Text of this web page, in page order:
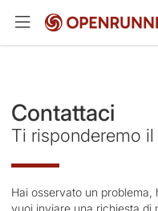
Contattaci
Ti risponderemo
Hai osservato un
vuoi inviare una richiesta di